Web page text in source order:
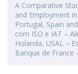
A Comparative
and Employment
Portugal, Spain
com ISO e IAT –
Holanda, USAL –
Banque de France